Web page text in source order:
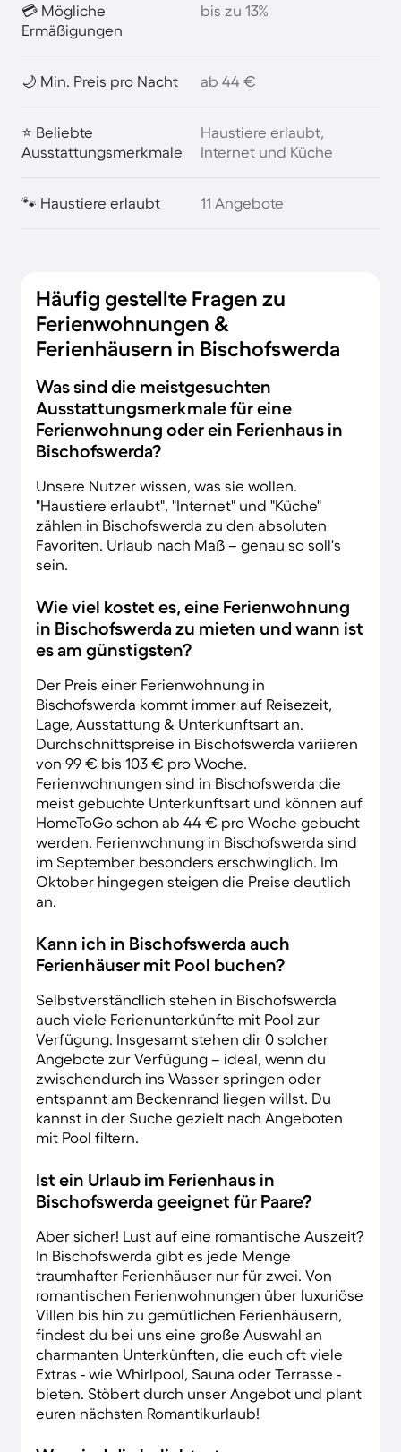
💳 Mögliche
Ermäßigungen
bis zu 13%
🌙 Min. Preis pro Nacht ab 44 €
⭐ Beliebte
Ausstattungsmerkmale
Haustiere erlaubt,
Internet und Küche
🐾 Haustiere erlaubt 11 Angebote
Häufig gestellte Fragen zu
Ferienwohnungen &
Ferienhäusern in Bischofswerda
Was sind die meistgesuchten
Ausstattungsmerkmale für eine
Ferienwohnung oder ein Ferienhaus in
Bischofswerda?
Unsere Nutzer wissen, was sie wollen.
"Haustiere erlaubt", "Internet" und "Küche"
zählen in Bischofswerda zu den absoluten
Favoriten. Urlaub nach Maß – genau so soll's
sein.
Wie viel kostet es, eine Ferienwohnung
in Bischofswerda zu mieten und wann ist
es am günstigsten?
Der Preis einer Ferienwohnung in
Bischofswerda kommt immer auf Reisezeit,
Lage, Ausstattung & Unterkunftsart an.
Durchschnittspreise in Bischofswerda variieren
von 99 € bis 103 € pro Woche.
Ferienwohnungen sind in Bischofswerda die
meist gebuchte Unterkunftsart und können auf
HomeToGo schon ab 44 € pro Woche gebucht
werden. Ferienwohnung in Bischofswerda sind
im September besonders erschwinglich. Im
Oktober hingegen steigen die Preise deutlich
an.
Kann ich in Bischofswerda auch
Ferienhäuser mit Pool buchen?
Selbstverständlich stehen in Bischofswerda
auch viele Ferienunterkünfte mit Pool zur
Verfügung. Insgesamt stehen dir 0 solcher
Angebote zur Verfügung – ideal, wenn du
zwischendurch ins Wasser springen oder
entspannt am Beckenrand liegen willst. Du
kannst in der Suche gezielt nach Angeboten
mit Pool filtern.
Ist ein Urlaub im Ferienhaus in
Bischofswerda geeignet für Paare?
Aber sicher! Lust auf eine romantische Auszeit?
In Bischofswerda gibt es jede Menge
traumhafter Ferienhäuser nur für zwei. Von
romantischen Ferienwohnungen über luxuriöse
Villen bis hin zu gemütlichen Ferienhäusern,
findest du bei uns eine große Auswahl an
charmanten Unterkünften, die euch oft viele
Extras - wie Whirlpool, Sauna oder Terrasse -
bieten. Stöbert durch unser Angebot und plant
euren nächsten Romantikurlaub!